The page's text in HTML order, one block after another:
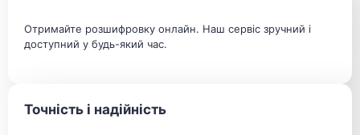
Отримайте розшифровку онлайн. Наш сервіс зручний і
доступний у будь-який час.
Точність і надійність